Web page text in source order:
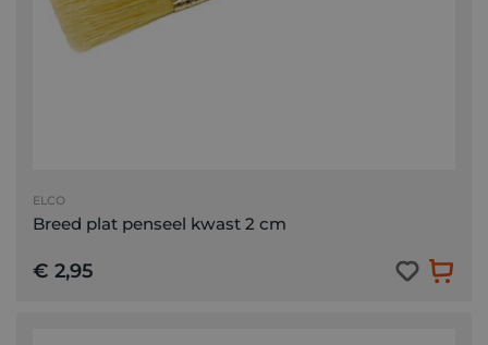
ELCO
Breed plat penseel kwast 2 cm
€ 2,95